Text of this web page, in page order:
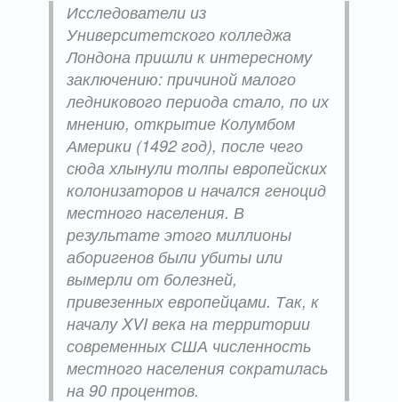
Исследователи из
Университетского колледжа
Лондона пришли к интересному
заключению: причиной малого
ледникового периода стало, по их
мнению, открытие Колумбом
Америки (1492 год), после чего
сюда хлынули толпы европейских
колонизаторов и начался геноцид
местного населения. В
результате этого миллионы
аборигенов были убиты или
вымерли от болезней,
привезенных европейцами. Так, к
началу XVI века на территории
современных США численность
местного населения сократилась
на 90 процентов.